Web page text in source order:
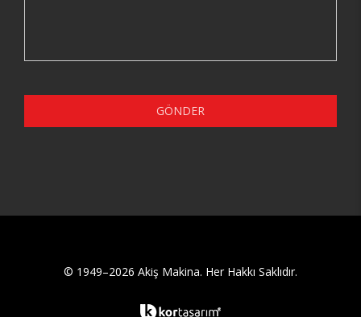
GÖNDER
© 1949–2026 Akiş Makina. Her Hakkı Saklıdır.